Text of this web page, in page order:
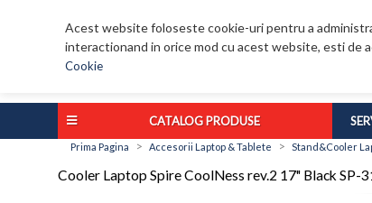
Acest website foloseste cookie-uri pentru a
interactionand in orice mod cu acest website, esti de
Cookie
CATALOG PRODUSE
Prima Pagina > Accesorii Laptop & Tablete > Stand&Cooler
Cooler Laptop Spire CoolNess rev.2 17" Black SP-